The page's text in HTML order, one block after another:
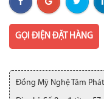
GỌI ĐIỆN ĐẶT HÀNG
Đồng Mỹ Nghệ Tâm Phát